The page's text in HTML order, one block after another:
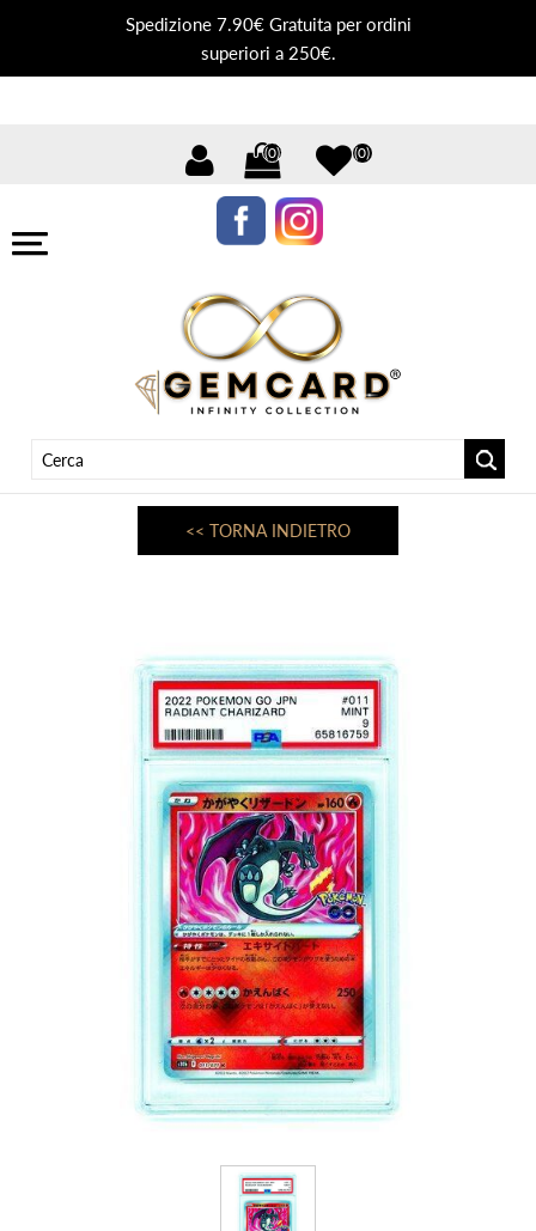
Spedizione 7.90€ Gratuita per ordini
superiori a 250€.
(0) (0)
<< TORNA INDIETRO